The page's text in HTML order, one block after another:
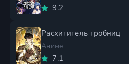
9.2
Расхититель гробниц
Аниме
7.1